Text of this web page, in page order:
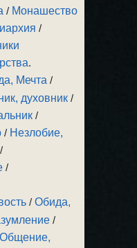
/ Монашество
/
.
Мечта /
духовник /
/
/ Незлобие,
/
/
/Обида,
/
Общение,